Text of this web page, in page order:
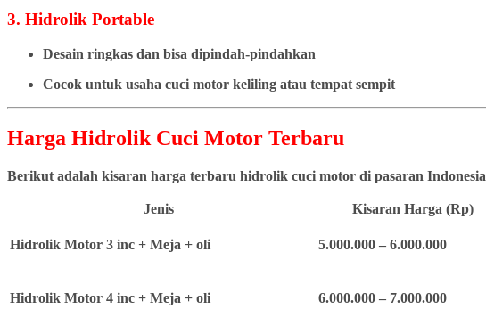
3. Hidrolik Portable
Desain ringkas dan bisa dipindah-pindahkan
Cocok untuk usaha cuci motor keliling atau tempat sempit
Harga Hidrolik Cuci Motor Terbaru
Berikut adalah kisaran harga terbaru hidrolik cuci motor di pasaran Indonesia
Jenis Kisaran Harga (Rp)
Hidrolik Motor 3 inc + Meja + oli 5.000.000 – 6.000.000
Hidrolik Motor 4 inc + Meja + oli 6.000.000 – 7.000.000